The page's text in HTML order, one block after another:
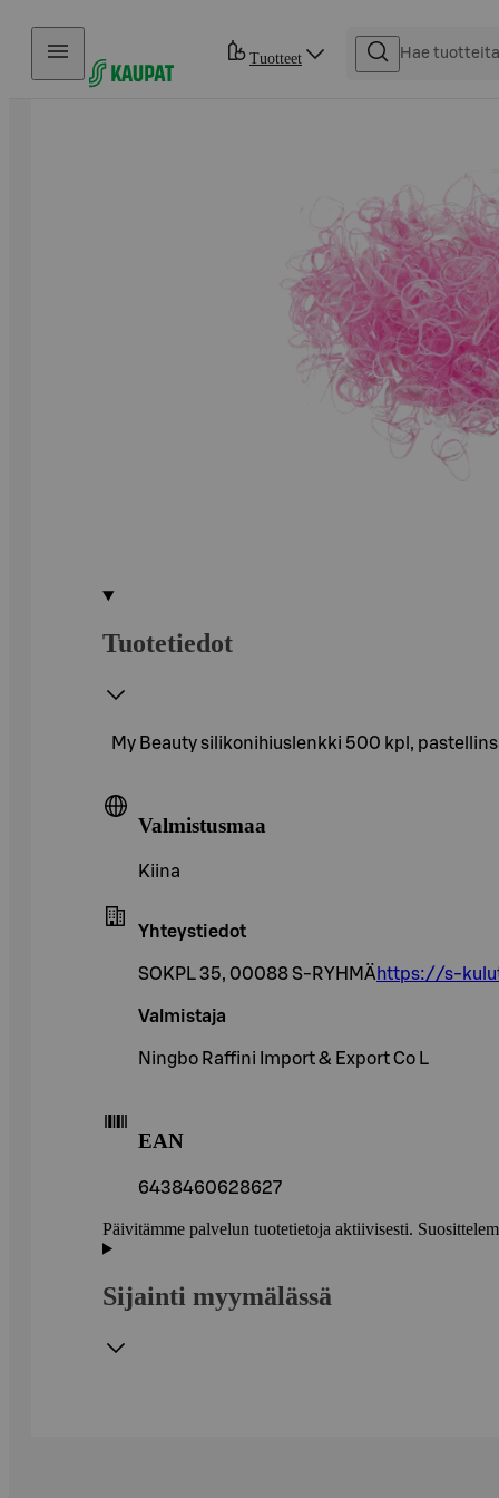
Hyppää sisältöön
Tuotteet
Tuotetiedot
My Beauty silikonihiuslenkki 500 kpl,
Valmistusmaa
Kiina
Yhteystiedot
SOKPL 35, 00088 S-RYHMÄhttps://s-
Valmistaja
Ningbo Raffini Import & Export Co L
EAN
6438460628627
Päivitämme palvelun tuotetietoja aktiivisesti.
Sijainti myymälässä